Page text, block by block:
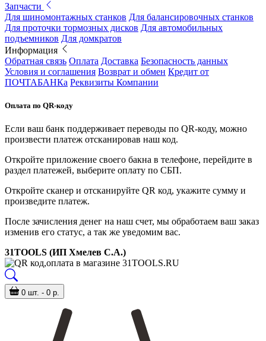
Запчасти
Для шиномонтажных станков Для балансировочных станков
Для проточки тормозных дисков Для автомобильных
подъемников Для домкратов
Информация
Обратная связь Оплата Доставка Безопасность данных
Условия и соглашения Возврат и обмен Кредит от
ПОЧТАБАНКа Реквизиты Компании
Оплата по QR-коду
Если ваш банк поддерживает переводы по QR-коду, можно
произвести платеж отсканировав наш код.
Откройте приложение своего бакна в телефоне, перейдите в
раздел платежей, выберите оплату по СБП.
Откройте сканер и отсканируйте QR код, укажите сумму и
произведите платеж.
После зачисления денег на наш счет, мы обработаем ваш заказ
изменив его статус, а так же уведомим вас.
31TOOLS (ИП Хмелев С.А.)
0 шт. - 0 р.